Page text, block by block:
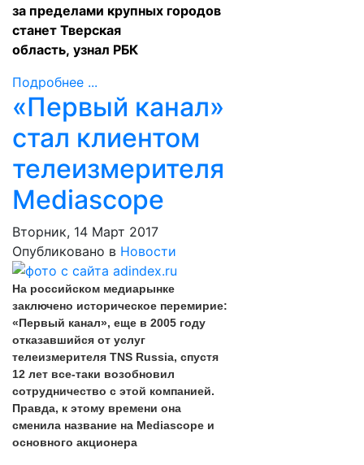
за пределами крупных городов
станет Тверская
область, узнал РБК
Подробнее ...
«Первый канал»
стал клиентом
телеизмерителя
Mediascope
Вторник, 14 Март 2017
Опубликовано в Новости
На российском медиарынке
заключено историческое перемирие:
«Первый канал», еще в 2005 году
отказавшийся от услуг
телеизмерителя TNS Russia, спустя
12 лет все-таки возобновил
сотрудничество с этой компанией.
Правда, к этому времени она
сменила название на Mediascope и
основного акционера